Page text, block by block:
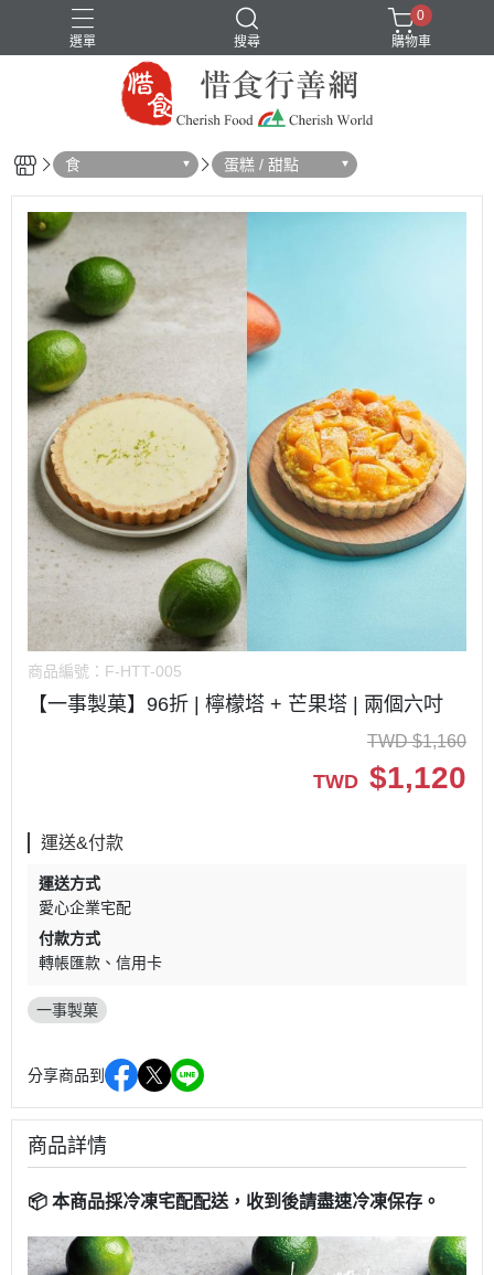
選單 搜尋
0
購物車
食 蛋糕 / 甜點
商品編號： F-HTT-005
【一事製菓】96折 | 檸檬塔 + 芒果塔 | 兩個六吋
TWD $1,160
TWD $1,120
運送&付款
運送方式
愛心企業宅配
付款方式
轉帳匯款
信用卡
一事製菓
分享商品到
商品詳情
📦 本商品採冷凍宅配配送，收到後請盡速冷凍保存。